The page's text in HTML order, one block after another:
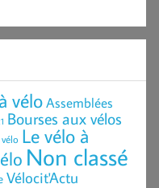
véloAssemblées
Bourses aux vélos
Le vélo à
Non classé
Vélocit'Actu